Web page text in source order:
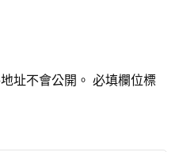
址不會公開。 必填欄位標